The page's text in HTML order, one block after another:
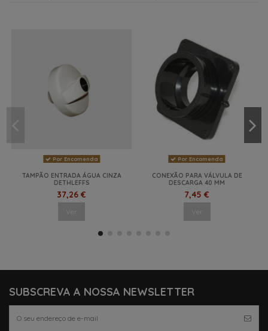
Por Encomenda
TAMPÃO ENTRADA ÁGUA CINZA
DETHLEFFS
37,26 €
Ver
Por Encomenda
CONEXÃO PARA VÁLVULA DE
DESCARGA 40 MM
7,45 €
Ver
SUBSCREVA A NOSSA NEWSLETTER